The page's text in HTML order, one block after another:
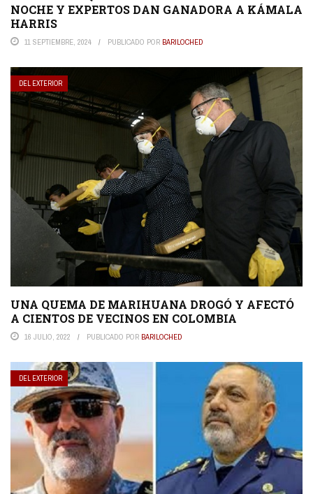
NOCHE Y EXPERTOS DAN GANADORA A KÁMALA
HARRIS
11 SEPTIEMBRE, 2024 PUBLICADO POR BARILOCHED
DEL EXTERIOR
UNA QUEMA DE MARIHUANA DROGÓ Y AFECTÓ
A CIENTOS DE VECINOS EN COLOMBIA
16 JULIO, 2022 PUBLICADO POR BARILOCHED
DEL EXTERIOR